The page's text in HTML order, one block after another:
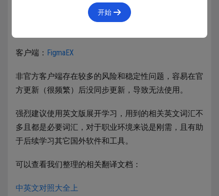
提供的网页插件和整合客户端：
客户端： FigmaEX
非官方客户端存在较多的风险和稳定性问题，容易在官
方更新（很频繁）后没同步更新，导致无法使用。
强烈建议使用英文版展开学习，用到的相关英文词汇不
多且都是必要词汇，对于职业环境来说是刚需，且有助
于后续学习其它国外软件和工具。
可以查看我们整理的相关翻译文档：
中英文对照大全上
开始